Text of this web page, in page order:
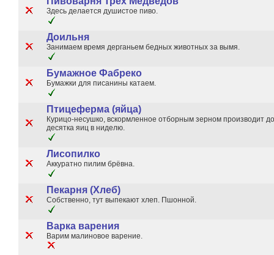
Здесь делается душистое пиво.
Доильня
Занимаем время дерганьем бедных животных за вымя.
Бумажное Фабреко
Бумажки для писанины катаем.
Птицеферма (яйца)
Курицо-несушко, вскормленное отборным зерном производит до
десятка яиц в ниделю.
Лисопилко
Аккуратно пилим брёвна.
Пекарня (Хлеб)
Собственно, тут выпекают хлеп. Пшонной.
Варка варения
Варим малиновое варение.